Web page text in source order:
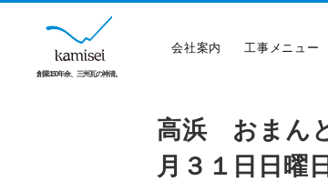
創業150年余、三州瓦の神清。
会社案内 工事メニュー
高浜 おまん
月３１日日曜